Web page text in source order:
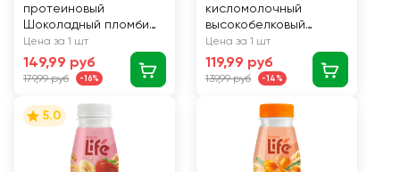
протеиновый
Шоколадный пломбир
п/б 350мл. BOMBBAR
БЗМЖ
Цена за 1 шт
149,99 руб
179,99 руб -16%
кисломолочный
высокобелковый
безлактозный
АКТИБИО вишня 1,5%
190г. БЗМЖ Эйч Энд Эн
Цена за 1 шт
119,99 руб
139,99 руб -14%
5.0